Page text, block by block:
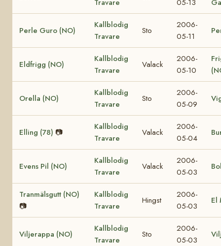
Travare
05-13
Perle Guro (NO)
Kallblodig
Travare
Sto
2006-
05-11
Eldfrigg (NO)
Kallblodig
Travare
Valack
2006-
05-10
Orella (NO)
Kallblodig
Travare
Sto
2006-
05-09
Elling (78) 📷
Kallblodig
Travare
Valack
2006-
05-04
Evens Pil (NO)
Kallblodig
Travare
Valack
2006-
05-03
Tranmälsgutt (NO)
📷
Kallblodig
Travare
Hingst
2006-
05-03
El
Viljerappa (NO)
Kallblodig
Travare
Sto
2006-
05-03